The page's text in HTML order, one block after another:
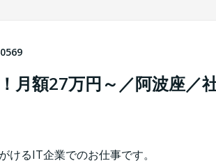
月額27万円～／阿波座／
けるIT企業でのお仕事です。